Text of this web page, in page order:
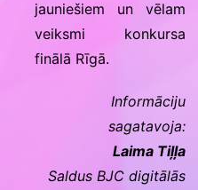
jauniešiem un vēlam
veiksmi konkursa
finālā Rīgā.
Informāciju
sagatavoja:
Laima Tiļļa
Saldus BJC digitālās